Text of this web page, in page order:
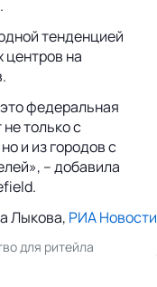
тенденцией
центров на
федеральная
только с
и из городов с
– добавила
Лыкова, РИА Новости
для ритейла